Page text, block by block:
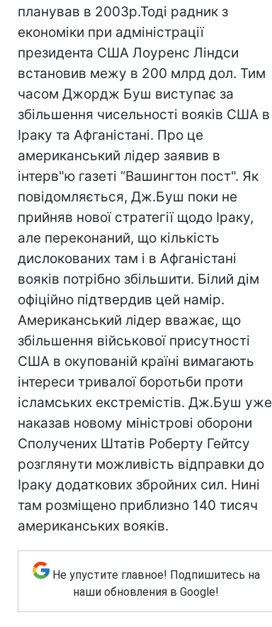
планував в 2003р.Тоді радник з
економіки при адміністрації
президента США Лоуренс Ліндси
встановив межу в 200 млрд дол. Тим
часом Джордж Буш виступає за
збільшення чисельності вояків США в
Іраку та Афганістані. Про це
американський лідер заявив в
інтерв"ю газеті “Вашингтон пост". Як
повідомляється, Дж.Буш поки не
прийняв нової стратегії щодо Іраку,
але переконаний, що кількість
дислокованих там і в Афганістані
вояків потрібно збільшити. Білий дім
офіційно підтвердив цей намір.
Американський лідер вважає, що
збільшення військової присутності
США в окупованій країні вимагають
інтереси тривалої боротьби проти
ісламських екстремістів. Дж.Буш уже
наказав новому міністрові оборони
Сполучених Штатів Роберту Гейтсу
розглянути можливість відправки до
Іраку додаткових збройних сил. Нині
там розміщено приблизно 140 тисяч
американських вояків.
Не упустите главное! Подпишитесь на
наши обновления в Google!